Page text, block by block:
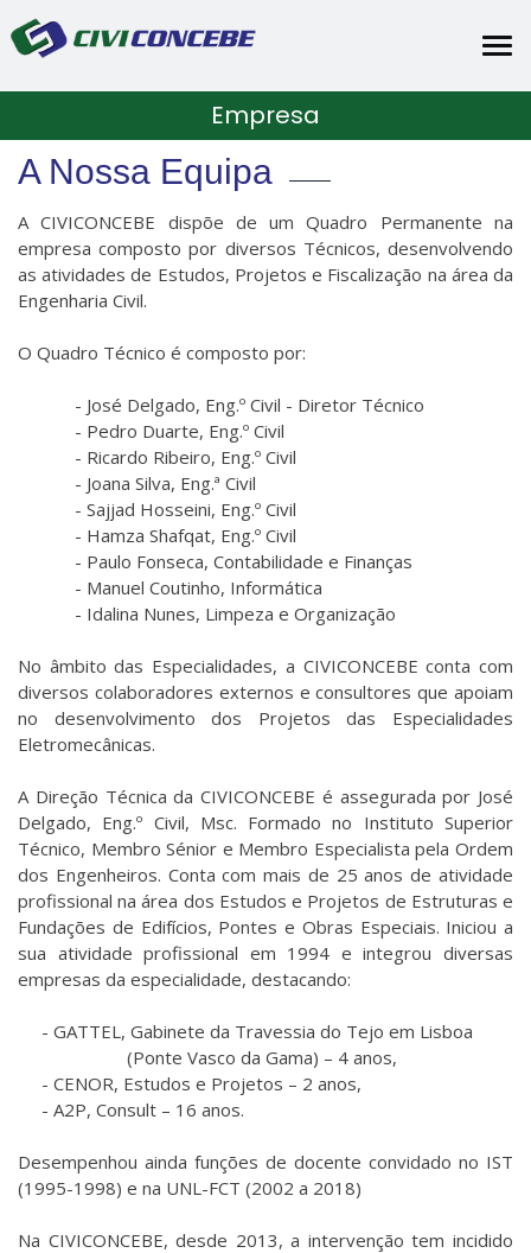
Empresa
A Nossa Equipa
A CIVICONCEBE dispõe de um Quadro Permanente na
empresa composto por diversos Técnicos, desenvolvendo
as atividades de Estudos, Projetos e Fiscalização na área da
Engenharia Civil.
O Quadro Técnico é composto por:
- José Delgado, Eng.º Civil - Diretor Técnico
- Pedro Duarte, Eng.º Civil
- Ricardo Ribeiro, Eng.º Civil
- Joana Silva, Eng.ª Civil
- Sajjad Hosseini, Eng.º Civil
- Hamza Shafqat, Eng.º Civil
- Paulo Fonseca, Contabilidade e Finanças
- Manuel Coutinho, Informática
- Idalina Nunes, Limpeza e Organização
No âmbito das Especialidades, a CIVICONCEBE conta com
diversos colaboradores externos e consultores que apoiam
no desenvolvimento dos Projetos das Especialidades
Eletromecânicas.
A Direção Técnica da CIVICONCEBE é assegurada por José
Delgado, Eng.º Civil, Msc. Formado no Instituto Superior
Técnico, Membro Sénior e Membro Especialista pela Ordem
dos Engenheiros. Conta com mais de 25 anos de atividade
profissional na área dos Estudos e Projetos de Estruturas e
Fundações de Edifícios, Pontes e Obras Especiais. Iniciou a
sua atividade profissional em 1994 e integrou diversas
empresas da especialidade, destacando:
- GATTEL, Gabinete da Travessia do Tejo em Lisboa
(Ponte Vasco da Gama) – 4 anos,
- CENOR, Estudos e Projetos – 2 anos,
- A2P, Consult – 16 anos.
Desempenhou ainda funções de docente convidado no IST
(1995-1998) e na UNL-FCT (2002 a 2018)
Na CIVICONCEBE, desde 2013, a intervenção tem incidido